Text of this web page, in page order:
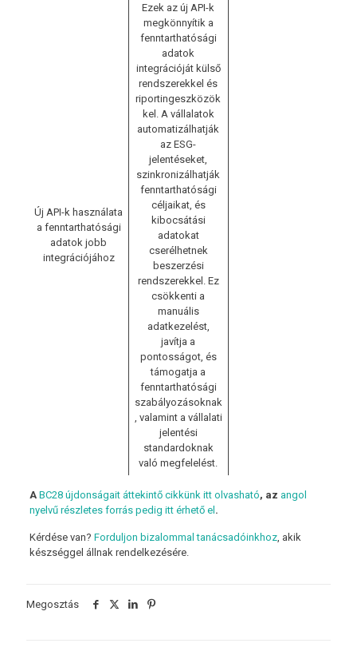
Új API-k használata
a fenntarthatósági
adatok jobb
integrációjához
Ezek az új API-k
megkönnyítik a
fenntarthatósági
adatok
integrációját külső
rendszerekkel és
riportingeszközök
kel. A vállalatok
automatizálhatják
az ESG-
jelentéseket,
szinkronizálhatják
fenntarthatósági
céljaikat, és
kibocsátási
adatokat
cserélhetnek
beszerzési
rendszerekkel. Ez
csökkenti a
manuális
adatkezelést,
javítja a
pontosságot, és
támogatja a
fenntarthatósági
szabályozásoknak
, valamint a vállalati
jelentési
standardoknak
való megfelelést.
A BC28 újdonságait áttekintő cikkünk itt olvasható, az angol
nyelvű részletes forrás pedig itt érhető el .
Kérdése van? Forduljon bizalommal tanácsadóinkhoz, akik
készséggel állnak rendelkezésére.
Megosztás